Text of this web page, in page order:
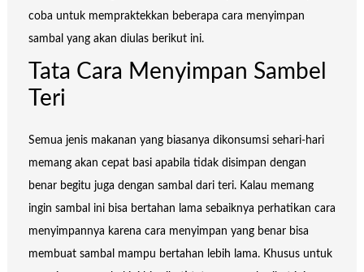
coba untuk mempraktekkan beberapa cara menyimpan
sambal yang akan diulas berikut ini.
Tata Cara Menyimpan Sambel
Teri
Semua jenis makanan yang biasanya dikonsumsi sehari-hari
memang akan cepat basi apabila tidak disimpan dengan
benar begitu juga dengan sambal dari teri. Kalau memang
ingin sambal ini bisa bertahan lama sebaiknya perhatikan cara
menyimpannya karena cara menyimpan yang benar bisa
membuat sambal mampu bertahan lebih lama. Khusus untuk